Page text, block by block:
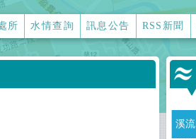
所 水情查詢 訊息公告 RSS新聞
溪流